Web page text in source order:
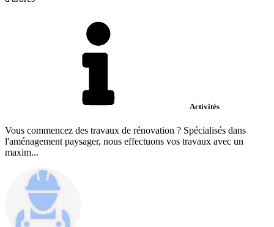
Activités
Vous commencez des travaux de rénovation ? Spécialisés dans
l'aménagement paysager, nous effectuons vos travaux avec un
maxim...